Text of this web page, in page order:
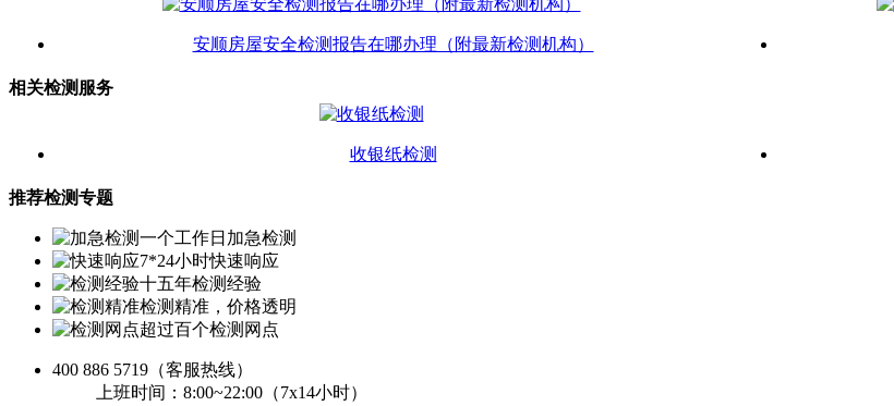
安顺房屋安全检测报告在哪办理（附最新检测机构）
相关检测服务
收银纸检测
推荐检测专题
一个工作日加急检测
7*24小时快速响应
十五年检测经验
检测精准，价格透明
超过百个检测网点
400 886 5719 （客服热线）
上班时间：8:00~22:00（7x14小时）